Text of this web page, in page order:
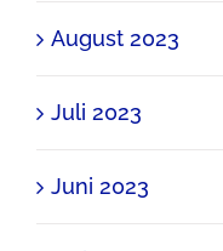
August 2023
Juli 2023
Juni 2023